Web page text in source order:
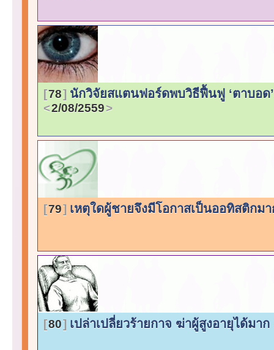
78 นักวิจัยสแตนฟอร์ดพบวิธีฟื้นฟู ‘ตาบอด
2/08/2559
79 เหตุใดผู้ชายจึงมีโอกาสเป็นออทิสติกม
80 เปล่าเปลี่ยวร้ายกาจ ฆ่าผู้สูงอายุได้มาก